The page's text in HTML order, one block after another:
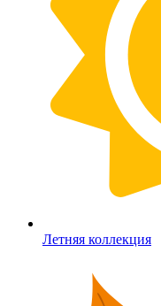
Летняя коллекция